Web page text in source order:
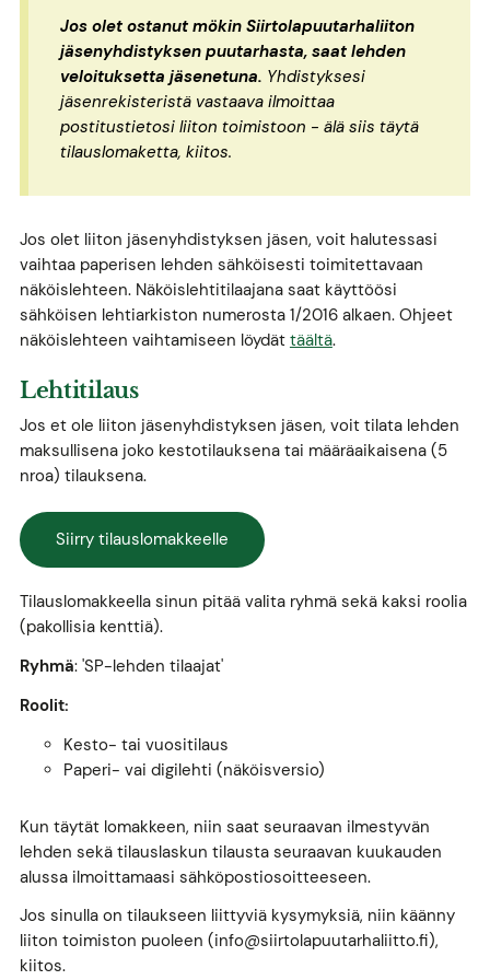
Jos olet ostanut mökin Siirtolapuutarhaliiton
jäsenyhdistyksen puutarhasta, saat lehden
veloituksetta jäsenetuna. Yhdistyksesi
jäsenrekisteristä vastaava ilmoittaa
postitustietosi liiton toimistoon - älä siis täytä
tilauslomaketta, kiitos.
Jos olet liiton jäsenyhdistyksen jäsen, voit halutessasi
vaihtaa paperisen lehden sähköisesti toimitettavaan
näköislehteen. Näköislehtitilaajana saat käyttöösi
sähköisen lehtiarkiston numerosta 1/2016 alkaen. Ohjeet
näköislehteen vaihtamiseen löydät täältä.
Lehtitilaus
Jos et ole liiton jäsenyhdistyksen jäsen, voit tilata lehden
maksullisena joko kestotilauksena tai määräaikaisena (5
nroa) tilauksena.
Siirry tilauslomakkeelle
Tilauslomakkeella sinun pitää valita ryhmä sekä kaksi roolia
(pakollisia kenttiä).
Ryhmä: 'SP-lehden tilaajat'
Roolit:
Kesto- tai vuositilaus
Paperi- vai digilehti (näköisversio)
Kun täytät lomakkeen, niin saat seuraavan ilmestyvän
lehden sekä tilauslaskun tilausta seuraavan kuukauden
alussa ilmoittamaasi sähköpostiosoitteeseen.
Jos sinulla on tilaukseen liittyviä kysymyksiä, niin käänny
liiton toimiston puoleen (info@siirtolapuutarhaliitto.fi),
kiitos.